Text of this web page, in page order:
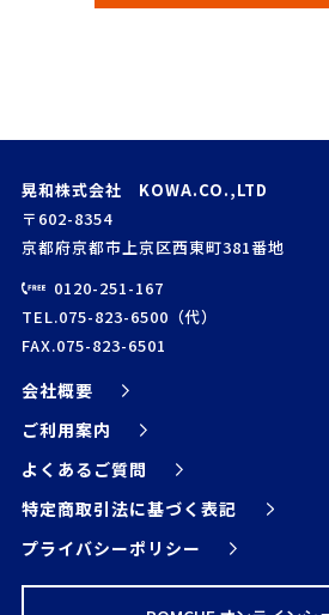
晃和株式会社 KOWA.CO.,LTD
〒602-8354
京都府京都市上京区西東町381番地
0120-251-167
TEL.075-823-6500（代）
FAX.075-823-6501
会社概要
ご利用案内
よくあるご質問
特定商取引法に基づく表記
プライバシーポリシー